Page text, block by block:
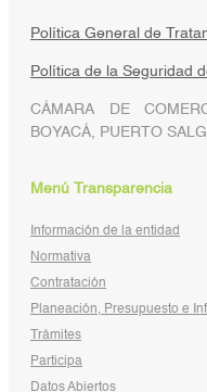
Política General de
Política de la Seguridad
CÁMARA DE
BOYACÁ, PUERTO
Menú Transparencia
Información de la entidad
Normativa
Contratación
Planeación, Presupuesto e
Trámites
Participa
Datos Abiertos